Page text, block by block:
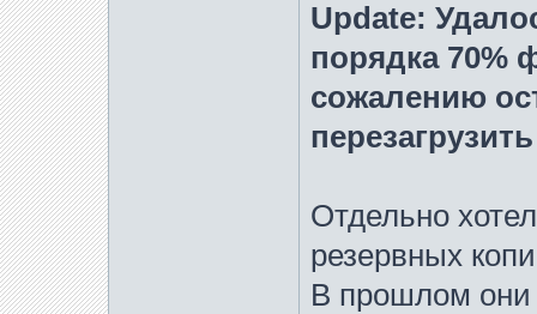
Update:
порядка 70%
сожалению
Отдельно
резервных
В прошлом они